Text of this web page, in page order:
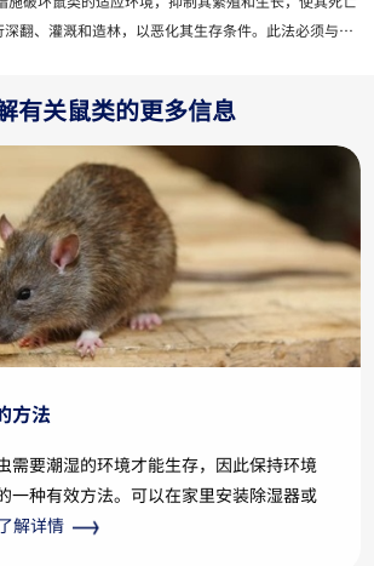
翻、灌溉和造林，以恶化其生存条件。此法必须与其
有关鼠类的更多信息
方法
需要潮湿的环境才能生存，因此保持环境
一种有效方法。可以在家里安装除湿器或
解详情